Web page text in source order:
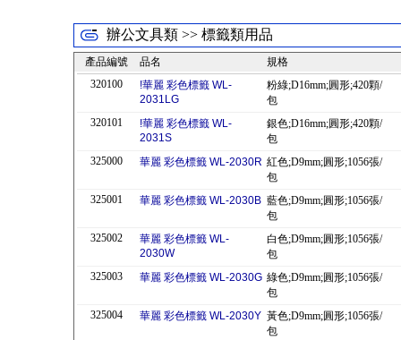
辦公文具類 >> 標籤類用品
產品編號 品名
規格
320100
!華麗 彩色標籤 WL-
2031LG
粉綠;D16mm;圓形;420顆/
包
320101
!華麗 彩色標籤 WL-
2031S
銀色;D16mm;圓形;420顆/
包
325000
華麗 彩色標籤 WL-2030R 紅色;D9mm;圓形;1056張/
包
325001
華麗 彩色標籤 WL-2030B 藍色;D9mm;圓形;1056張/
包
325002
華麗 彩色標籤 WL-
2030W
白色;D9mm;圓形;1056張/
包
325003
華麗 彩色標籤 WL-2030G 綠色;D9mm;圓形;1056張/
包
325004
華麗 彩色標籤 WL-2030Y 黃色;D9mm;圓形;1056張/
包